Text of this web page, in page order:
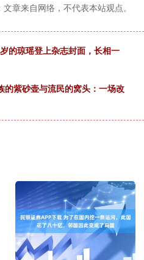
章来自网络，不代表本站观点。
的琼瑶登上杂志封面，长相一
的紫砂壶与流民的窝头：一场改